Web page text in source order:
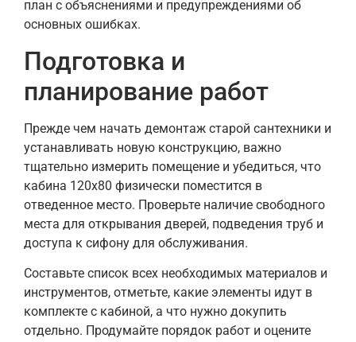
план с объяснениями и предупреждениями об
основных ошибках.
Подготовка и
планирование работ
Прежде чем начать демонтаж старой сантехники и
устанавливать новую конструкцию, важно
тщательно измерить помещение и убедиться, что
кабина 120х80 физически поместится в
отведенное место. Проверьте наличие свободного
места для открывания дверей, подведения труб и
доступа к сифону для обслуживания.
Составьте список всех необходимых материалов и
инструментов, отметьте, какие элементы идут в
комплекте с кабиной, а что нужно докупить
отдельно. Продумайте порядок работ и оцените